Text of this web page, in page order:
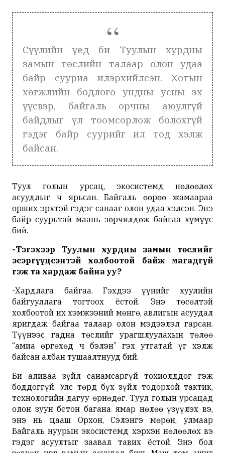
Сүүлийн үед би Туулын хурдны
замын төслийн талаар олон удаа
байр сууриа илэрхийлсэн. Хотын
хөгжлийн бодлого ундны усны эх
үүсвэр, байгаль орчны аюулгүй
байдлыг үл тоомсорлож болохгүй
гэдэг байр суурийг ил тод хэлж
байсан.
Туул голын урсац, экосистемд нөлөөлөх
асуудлыг ч ярьсан. Байгаль өөрөө жамаараа
орших эрхтэй гэдэг санааг олон удаа хэлсэн. Энэ
байр суурьтай маань зөрчилдөж байгаа хүмүүс
бий.
-Тэгэхээр Туулын хурдны замын төслийг
эсэргүүцсэнтэй холбоотой байж магадгүй
гэж та хардаж байна уу?
-Хардлага байгаа. Гэхдээ үүнийг хуулийн
байгууллага тогтоох ёстой. Энэ төсөлтэй
холбоотой их хэмжээний мөнгө, авлигын асуудал
яригдаж байгаа талаар олон мэдээлэл гарсан.
Түүнээс гадна төслийг урагшлуулахын төлөө
“амиа өргөхөд ч бэлэн” гэх утгатай үг хэлж
байсан албан тушаалтнууд бий.
Би аливаа зүйл санамсаргүй тохиолддог гэж
боддоггүй. Улс төрд бүх зүйл тодорхой тактик,
технологийн дагуу өрнөдөг. Туул голын урсацад
олон зуун бетон багана ямар нөлөө үзүүлэх вэ,
энэ нь цааш Орхон, Сэлэнгэ мөрөн, улмаар
Байгаль нуурын экосистемд хэрхэн нөлөөлөх вэ
гэдэг асуултыг заавал тавих ёстой. Энэ бол